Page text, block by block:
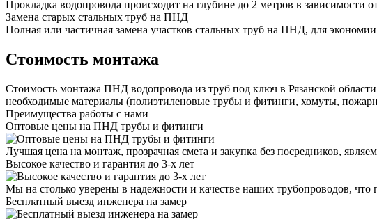
Прокладка водопровода происходит на глубине до 2 метров в зависимости
Замена старых стальных труб на ПНД
Полная или частичная замена участков стальных труб на ПНД, для
Стоимость монтажа
Стоимость монтажа ПНД водопровода из труб под ключ в Рязанской
необходимые материалы (полиэтиленовые трубы и фитинги, хомуты,
Преимущества работы с нами
Оптовые цены на ПНД трубы и фитинги
Лучшая цена на монтаж, прозрачная смета и закупка без посредников,
Высокое качество и гарантия до 3-х лет
Мы на столько уверены в надежности и качестве наших трубопроводов, что
Бесплатный выезд инженера на замер